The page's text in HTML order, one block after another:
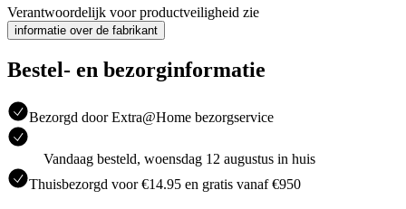
Verantwoordelijk voor productveiligheid zie
informatie over de fabrikant
Bestel- en bezorginformatie
Bezorgd door Extra@Home bezorgservice
Vandaag besteld, woensdag 12 augustus in huis
Thuisbezorgd voor €14.95 en gratis vanaf €950